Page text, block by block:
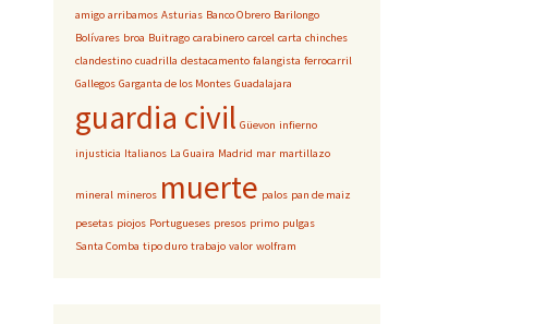
amigo arribamos Asturias Banco Obrero Barilongo
Bolívares broa Buitrago carabinero carcel carta chinches
clandestino cuadrilla destacamento falangista ferrocarril
Gallegos Garganta de los Montes Guadalajara
guardia civil Güevon infierno
injusticia Italianos La Guaira Madrid mar martillazo
mineral mineros muerte palos pan de maiz
pesetas piojos Portugueses presos primo pulgas
Santa Comba tipo duro trabajo valor wolfram